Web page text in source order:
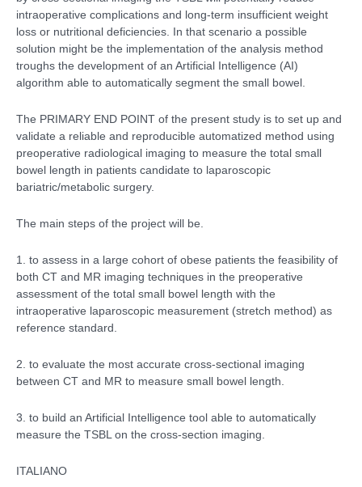
intraoperative complications and long-term insufficient weight
loss or nutritional deficiencies. In that scenario a possible
solution might be the implementation of the analysis method
troughs the development of an Artificial Intelligence (AI)
algorithm able to automatically segment the small bowel.
The PRIMARY END POINT of the present study is to set up and
validate a reliable and reproducible automatized method using
preoperative radiological imaging to measure the total small
bowel length in patients candidate to laparoscopic
bariatric/metabolic surgery.
The main steps of the project will be.
1. to assess in a large cohort of obese patients the feasibility of
both CT and MR imaging techniques in the preoperative
assessment of the total small bowel length with the
intraoperative laparoscopic measurement (stretch method) as
reference standard.
2. to evaluate the most accurate cross-sectional imaging
between CT and MR to measure small bowel length.
3. to build an Artificial Intelligence tool able to automatically
measure the TSBL on the cross-section imaging.
ITALIANO